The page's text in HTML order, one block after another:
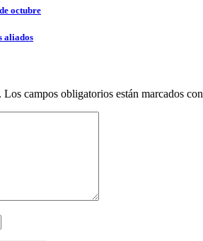
octubre
aliados
Los campos obligatorios están marcados con